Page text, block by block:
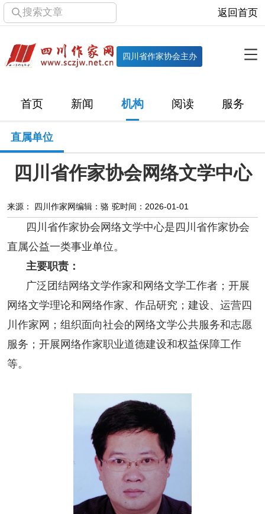
搜索文章 返回首页
四川省作家协会主办
首页 新闻 机构 阅读 服务
机构
直属单位 团体会员 主管社团 专门委员会
历届主席团
新闻
时政 文学动态 作协工作
阅读
小说 散文 诗歌 文学评论
校园文学 其他阅读 文学访谈 作家新作
会员管理 文学奖项
星星诗刊 当代文坛
直属单位
四川省作家协会网络文学中心
来源： 四川作家网编辑：骆 驼时间：2026-01-01
四川省作家协会网络文学中心是四川省作家协会
直属公益一类事业单位。
主要职责：
广泛团结网络文学作家和网络文学工作者；开展
网络文学理论和网络作家、作品研究；建设、运营四
川作家网；组织面向社会的网络文学公共服务和志愿
服务；开展网络作家职业道德建设和权益保障工作
等。